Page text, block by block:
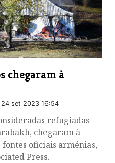
chegaram à
24 set 2023 16:54
refugiadas
chegaram à
oficiais arménias,
Press.